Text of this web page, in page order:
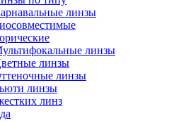
линзы
линзы
линзы
линзы
линзы
линз